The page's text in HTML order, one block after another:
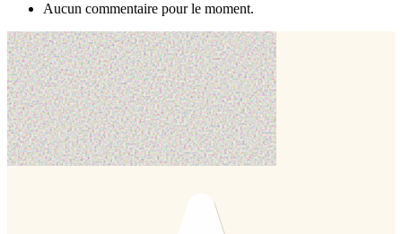
Aucun commentaire pour le moment.